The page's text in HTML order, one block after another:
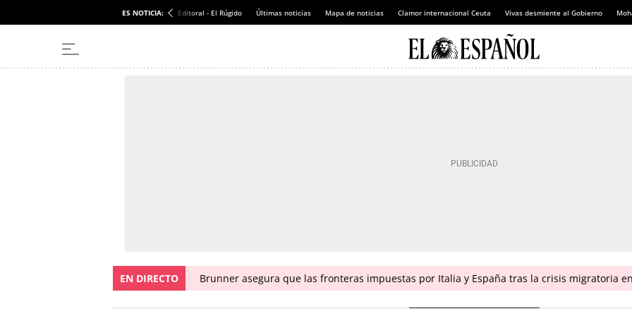
ES NOTICIA: Editoral - El Rúgido Últimas noticias Mapa de noticias Clamor internacional Ceuta Vivas desmiente al Gobierno
EN DIRECTO Brunner asegura que las fronteras impuestas por Italia y España tras la crisis migratoria